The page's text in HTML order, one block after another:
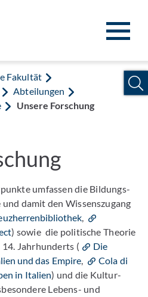
Fakultät
Abteilungen
Unsere Forschung
umfassen die Bildungs-
damit den Wissenszugang
,
) sowie die politische Theorie
Jahrhunderts (
Die
und das Empire,
Cola di
in Italien) und die Kultur-
Lebens- und